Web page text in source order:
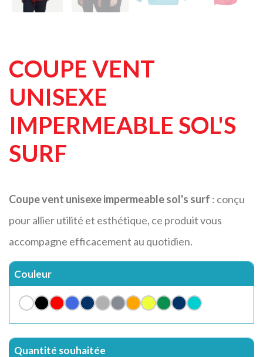
COUPE VENT
UNISEXE
IMPERMEABLE SOL'S
SURF
Coupe vent unisexe impermeable sol's surf : conçu
pour allier utilité et esthétique, ce produit vous
accompagne efficacement au quotidien.
Couleur
Quantité souhaitée